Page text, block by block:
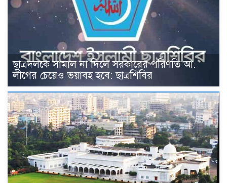
ছাত্রদলকে সামাল না দিলে সরকারের পরিণতি আ.
লীগের চেয়েও ভয়াবহ হবে: ছাত্রশিবির